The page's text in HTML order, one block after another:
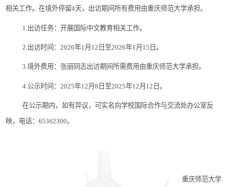
相关工作。在境外停留4天，出访期间所有费用由重庆师范大学承担。
1. 出访任务： 开展国际中文教育相关工作。
2. 出访时间： 2026年1 月 12 日至2026年1 月 15 日。
3.境外费用： 张丽 同志出访期间所需费用由重庆师范大学承担。
4. 公示时间： 2025年1 2 月 8 日至2025年1 2 月 12 日。
在公示期内，如有异议，可实名向学校国际合作与交流处办公室反
映，电话：65362300。
重庆师范大学